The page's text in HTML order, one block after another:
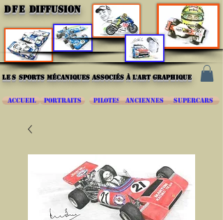
DFE DIFFUSION
les sports mécaniques associés à l'art graphique
ACCUEIL PORTRAITS PILOTES ANCIENNES SUPERCARS